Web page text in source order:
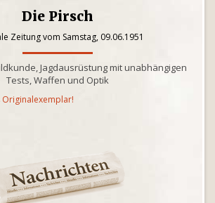
Die Pirsch
Zeitung vom Samstag, 09.06.1951
Jagdausrüstung mit unabhängigen
Tests, Waffen und Optik